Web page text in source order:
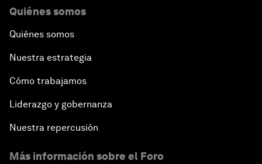
Quiénes somos
Quiénes somos
Nuestra estrategia
Cómo trabajamos
Liderazgo y gobernanza
Nuestra repercusión
Más información sobre el Foro